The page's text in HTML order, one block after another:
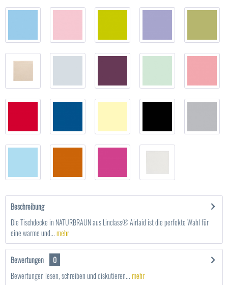
Beschreibung
Die Tischdecke in NATURBRAUN aus Linclass® Airlaid ist die perfekte Wahl für
eine warme und...mehr
Bewertungen
0
Bewertungen lesen, schreiben und diskutieren...mehr